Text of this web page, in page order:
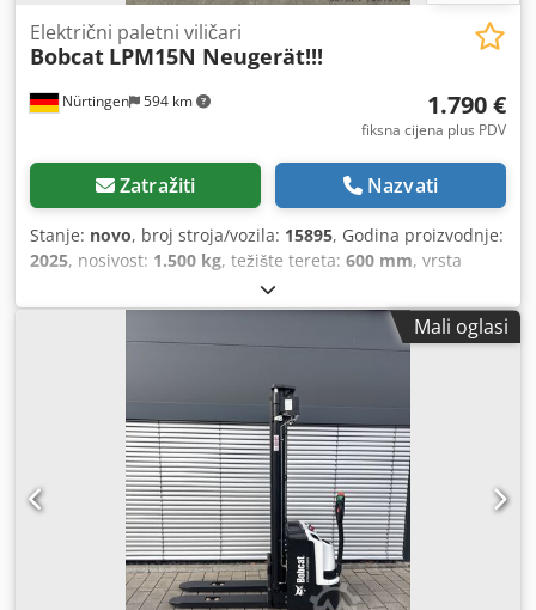
Nürtingen 594 km
Električni paletni viličari
Bobcat LPM15N Neugerät!!!
1.790 €
fiksna cijena plus PDV
Zatražiti Nazvati
Stanje: novo, broj stroja/vozila: 15895, Godina proizvodnje:
2025, nosivost: 1.500 kg, težište tereta: 600 mm, vrsta
, vrsta jarbola:
700 mm, duljina vilica:1.150 mm, veličina prednje gume:,
veličina stražnje gume:
150 kg , vrsta
Mali oglasi